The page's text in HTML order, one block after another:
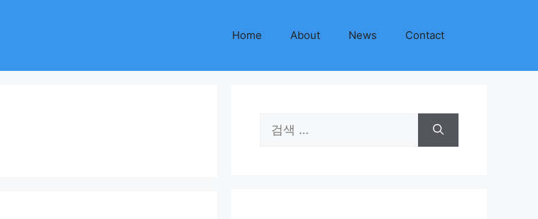
Home About News Contact
색: